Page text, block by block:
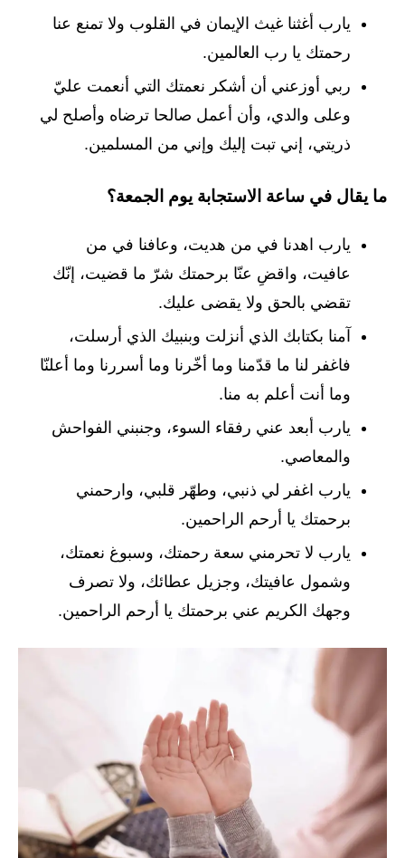
يارب أغثنا غيث الإيمان في القلوب ولا تمنع عنا
رحمتك يا رب العالمين.
ربي أوزعني أن أشكر نعمتك التي أنعمت عليّ
وعلى والدي، وأن أعمل صالحا ترضاه وأصلح لي
ذريتي، إني تبت إليك وإني من المسلمين.
ما يقال في ساعة الاستجابة يوم الجمعة؟
يارب اهدنا في من هديت، وعافنا في من
عافيت، واقضِ عنّا برحمتك شرّ ما قضيت، إنّك
تقضي بالحق ولا يقضى عليك.
آمنا بكتابك الذي أنزلت وبنبيك الذي أرسلت،
فاغفر لنا ما قدّمنا وما أخّرنا وما أسررنا وما أعلنّا
وما أنت أعلم به منا.
يارب أبعد عني رفقاء السوء، وجنبني الفواحش
والمعاصي.
يارب اغفر لي ذنبي، وطهّر قلبي، وارحمني
برحمتك يا أرحم الراحمين.
يارب لا تحرمني سعة رحمتك، وسبوغ نعمتك،
وشمول عافيتك، وجزيل عطائك، ولا تصرف
وجهك الكريم عني برحمتك يا أرحم الراحمين.